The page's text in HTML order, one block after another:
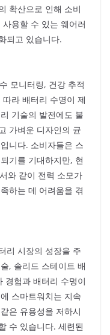
확산으로 인해 소비
용할 수 있는 웨어러
되고 있습니다.
모니터링, 건강 추적
라 배터리 수명이 제
기술의 발전에도 불
가벼운 디자인의 균
니다. 소비자들은 스
기를 기대하지만, 현
와 같이 전력 소모가
하는 데 어려움을 겪
리 시장의 성장을 주
, 솔리드 스테이트 배
경험과 배터리 수명이
스마트워치는 지속
은 유용성을 저하시
수 있습니다. 세련된